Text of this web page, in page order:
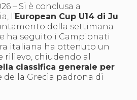
Sumo
Capoeira
Grappling
BJJ
Pankration
S'istrumpa
News
Attività
– Si è conclusa a
l’European Cup U14 di Ju
della settimana
ha seguito i Campionati
italiana ha ottenuto un
chiudendo al
classifica generale per
della Grecia padrona di